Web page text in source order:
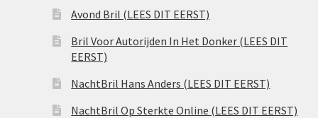
Avond Bril (LEES DIT EERST)
Bril Voor Autorijden In Het Donker (LEES DIT
EERST)
NachtBril Hans Anders (LEES DIT EERST)
NachtBril Op Sterkte Online (LEES DIT EERST)